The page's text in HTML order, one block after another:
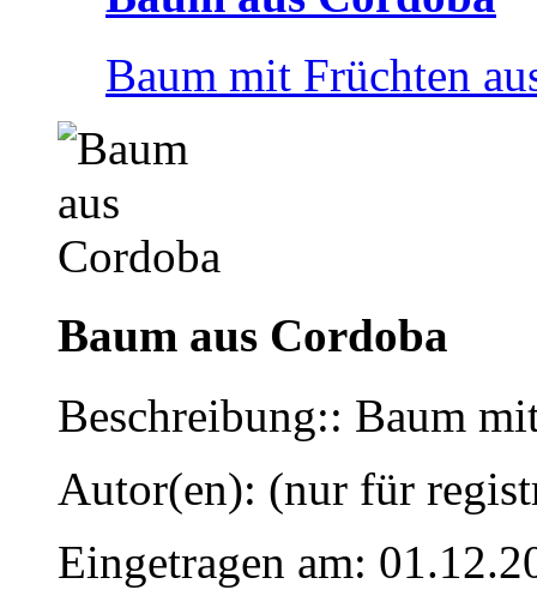
Baum mit Früchten
Baum aus Cordoba
Beschreibung:: Baum
Autor(en): (nur für
Eingetragen am: